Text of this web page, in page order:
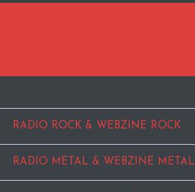
RADIO ROCK & WEBZINE ROCK
RADIO METAL & WEBZINE METAL